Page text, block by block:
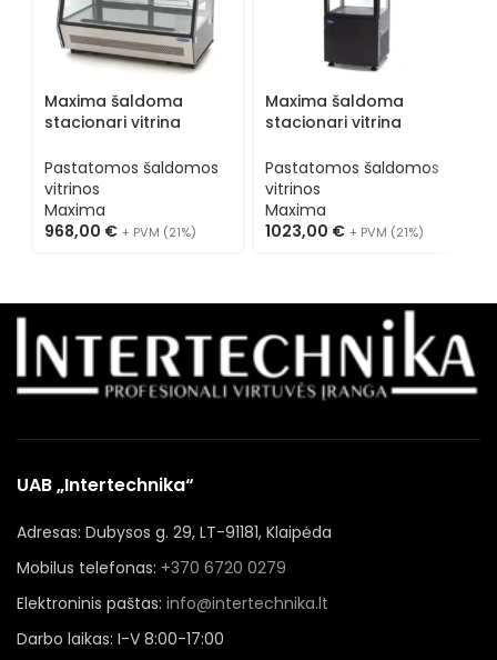
Maxima šaldoma
stacionari vitrina
Pastatomos šaldomos
vitrinos
Maxima
968,00 € + PVM (21%)
Maxima šaldoma
stacionari vitrina
Pastatomos šaldomos
vitrinos
Maxima
1023,00 € + PVM (21%)
UAB „Intertechnika“
Adresas: Dubysos g. 29, LT-91181, Klaipėda
Mobilus telefonas: +370 6720 0279
Elektroninis paštas: info@intertechnika.lt
Darbo laikas: I-V 8:00-17:00